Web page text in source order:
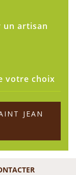
un artisan
votre choix
JEAN